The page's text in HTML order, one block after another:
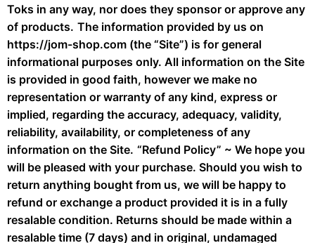
Toks in any way, nor does they sponsor or approve any
of products. The information provided by us on
https://jom-shop.com (the “Site”) is for general
informational purposes only. All information on the Site
is provided in good faith, however we make no
representation or warranty of any kind, express or
implied, regarding the accuracy, adequacy, validity,
reliability, availability, or completeness of any
information on the Site. “Refund Policy” ~ We hope you
will be pleased with your purchase. Should you wish to
return anything bought from us, we will be happy to
refund or exchange a product provided it is in a fully
resalable condition. Returns should be made within a
resalable time (7 days) and in original, undamaged